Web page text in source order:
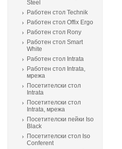
Steel
Работен стол Technik
Работен стол Offix Ergo
Работен стол Rony
Работен стол Smart
White
Работен стол Intrata
Работен стол Intrata,
мрежа
Посетителски стол
Intrata
Посетителски стол
Intrata, мрежа
Посетителски пейки Iso
Black
Посетителски стол Iso
Conferent